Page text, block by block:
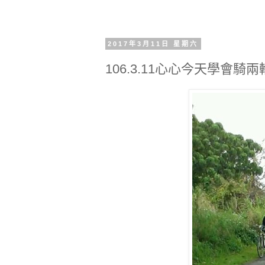
2017年3月11日 星期六
106.3.11心心今天學會騎兩